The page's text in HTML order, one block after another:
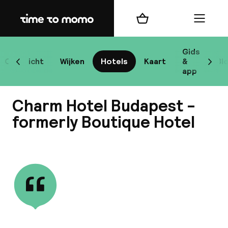
Home
Overzicht Wijken Hotels Kaart
Gids
&
app
Scroll naar links
Winkelmand Menu
Charm Hotel Budapest -
formerly Boutique Hotel